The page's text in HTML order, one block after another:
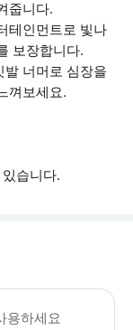
줍니다.
테인먼트로 빛나
보장합니다.
너머로 심장을
껴보세요.
습니다.
요 * 유효한 신분증을
용하세요